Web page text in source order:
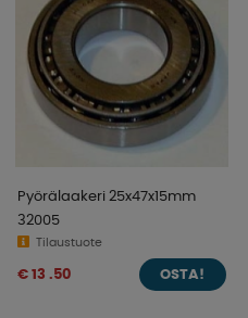
Pyörälaakeri 25x47x15mm
32005
Tilaustuote
€ 13 .50 OSTA!